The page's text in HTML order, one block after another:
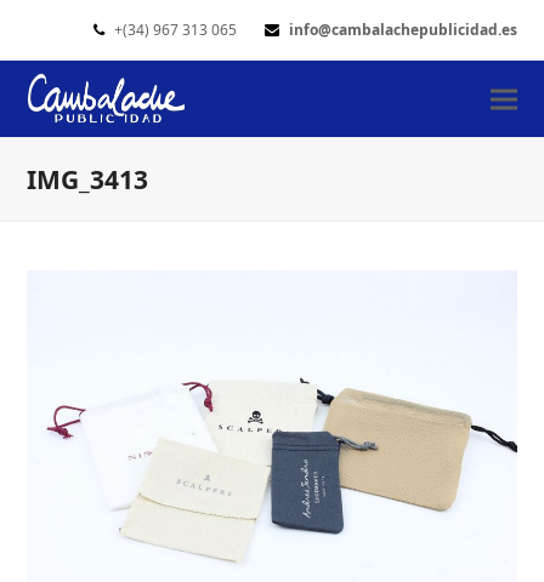
+(34) 967 313 065 info@cambalachepublicidad.es
IMG_3413